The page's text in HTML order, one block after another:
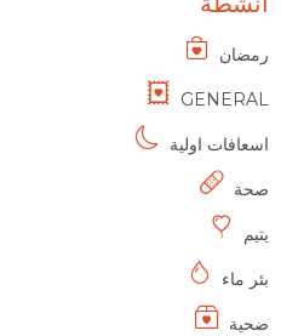
رمضان
GENERAL
اسعافات اولية
صحة
يتيم
بئر ماء
ضحية